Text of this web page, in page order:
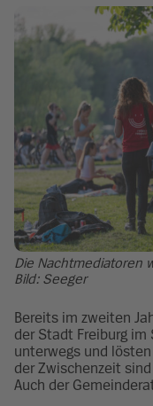
Die Nachtmediatoren
Bild: Seeger
Bereits im zweiten
der Stadt Freiburg
unterwegs und
der Zwischenzeit
Auch der